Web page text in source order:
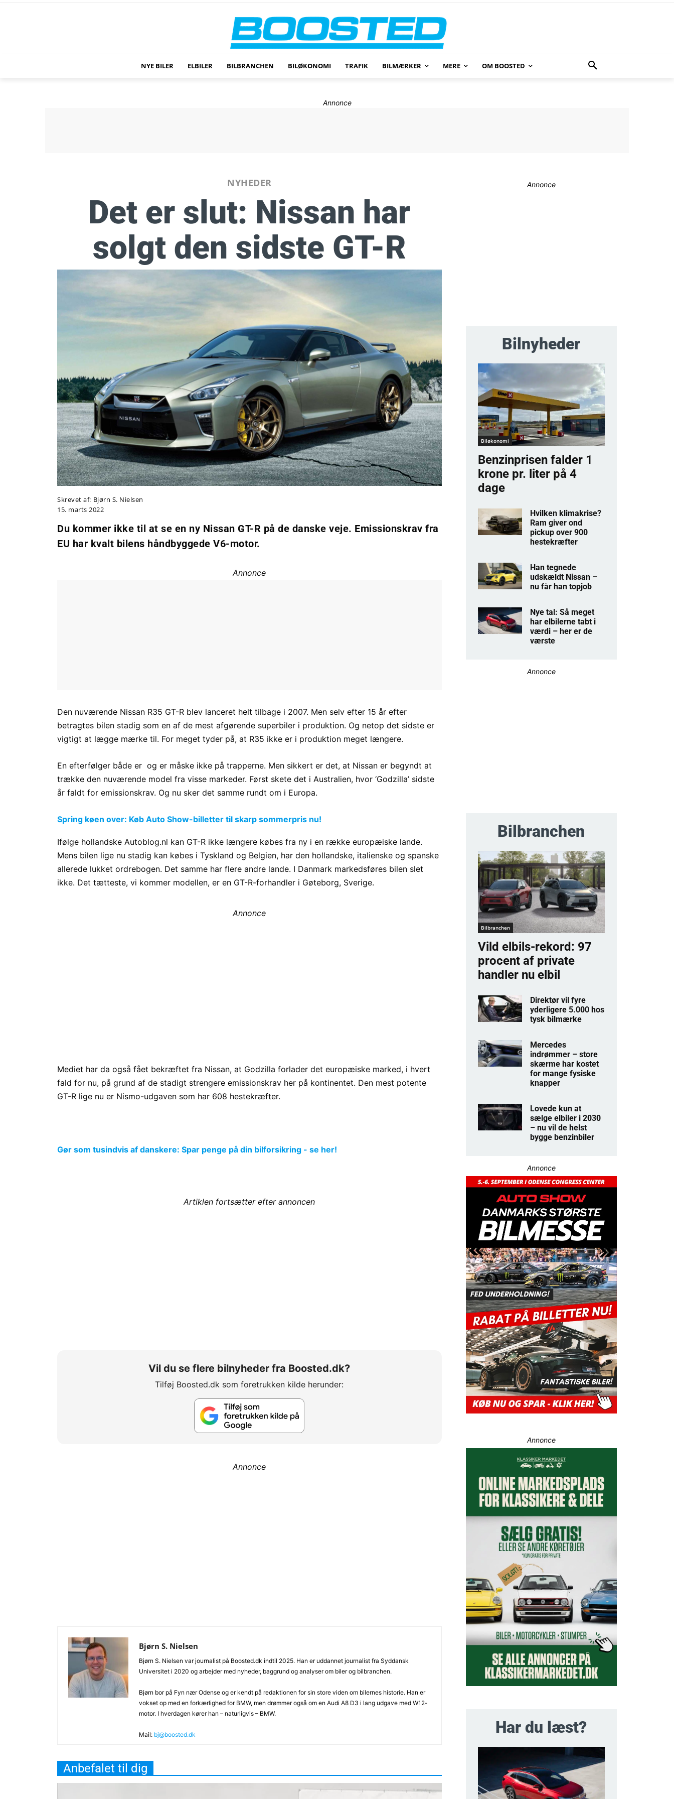
NYE BILER ELBILER BILBRANCHEN BILØKONOMI TRAFIK BILMÆRKER MERE OM BOOSTED
Annonce
NYHEDER
Det er slut: Nissan har
solgt den sidste GT-R
Skrevet af: Bjørn S. Nielsen
15. marts 2022
Du kommer ikke til at se en ny Nissan GT-R på de danske veje. Emissionskrav fra
EU har kvalt bilens håndbyggede V6-motor.
Annonce
Den nuværende Nissan R35 GT-R blev lanceret helt tilbage i 2007. Men selv efter 15 år efter
betragtes bilen stadig som en af de mest afgørende superbiler i produktion. Og netop det sidste er
vigtigt at lægge mærke til. For meget tyder på, at R35 ikke er i produktion meget længere.
En efterfølger både er og er måske ikke på trapperne. Men sikkert er det, at Nissan er begyndt at
trække den nuværende model fra visse markeder. Først skete det i Australien, hvor ‘Godzilla’ sidste
år faldt for emissionskrav. Og nu sker det samme rundt om i Europa.
Spring køen over: Køb Auto Show-billetter til skarp sommerpris nu!
Ifølge hollandske Autoblog.nl kan GT-R ikke længere købes fra ny i en række europæiske lande.
Mens bilen lige nu stadig kan købes i Tyskland og Belgien, har den hollandske, italienske og spanske
allerede lukket ordrebogen. Det samme har flere andre lande. I Danmark markedsføres bilen slet
ikke. Det tætteste, vi kommer modellen, er en GT-R-forhandler i Gøteborg, Sverige.
Annonce
Mediet har da også fået bekræftet fra Nissan, at Godzilla forlader det europæiske marked, i hvert
fald for nu, på grund af de stadigt strengere emissionskrav her på kontinentet. Den mest potente
GT-R lige nu er Nismo-udgaven som har 608 hestekræfter.
Gør som tusindvis af danskere: Spar penge på din bilforsikring - se her!
Artiklen fortsætter efter annoncen
Vil du se flere bilnyheder fra Boosted.dk?
Tilføj Boosted.dk som foretrukken kilde herunder:
Annonce
Bjørn S. Nielsen
Bjørn S. Nielsen var journalist på Boosted.dk indtil 2025. Han er uddannet journalist fra Syddansk
Universitet i 2020 og arbejder med nyheder, baggrund og analyser om biler og bilbranchen.
Bjørn bor på Fyn nær Odense og er kendt på redaktionen for sin store viden om bilernes historie. Han er
vokset op med en forkærlighed for BMW, men drømmer også om en Audi A8 D3 i lang udgave med W12-
motor. I hverdagen kører han – naturligvis – BMW.
Mail: bj@boosted.dk
Annonce
Bilnyheder
Biløkonomi
Benzinprisen falder 1
krone pr. liter på 4
dage
Hvilken klimakrise?
Ram giver ond
pickup over 900
hestekræfter
Han tegnede
udskældt Nissan –
nu får han topjob
Nye tal: Så meget
har elbilerne tabt i
værdi – her er de
værste
Annonce
Bilbranchen
Bilbranchen
Vild elbils-rekord: 97
procent af private
handler nu elbil
Direktør vil fyre
yderligere 5.000 hos
tysk bilmærke
Mercedes
indrømmer – store
skærme har kostet
for mange fysiske
knapper
Lovede kun at
sælge elbiler i 2030
– nu vil de helst
bygge benzinbiler
Annonce
Annonce
Har du læst?